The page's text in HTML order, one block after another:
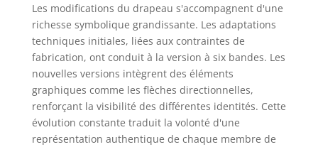
Les modifications du drapeau s'accompagnent d'une
richesse symbolique grandissante. Les adaptations
techniques initiales, liées aux contraintes de
fabrication, ont conduit à la version à six bandes. Les
nouvelles versions intègrent des éléments
graphiques comme les flèches directionnelles,
renforçant la visibilité des différentes identités. Cette
évolution constante traduit la volonté d'une
représentation authentique de chaque membre de